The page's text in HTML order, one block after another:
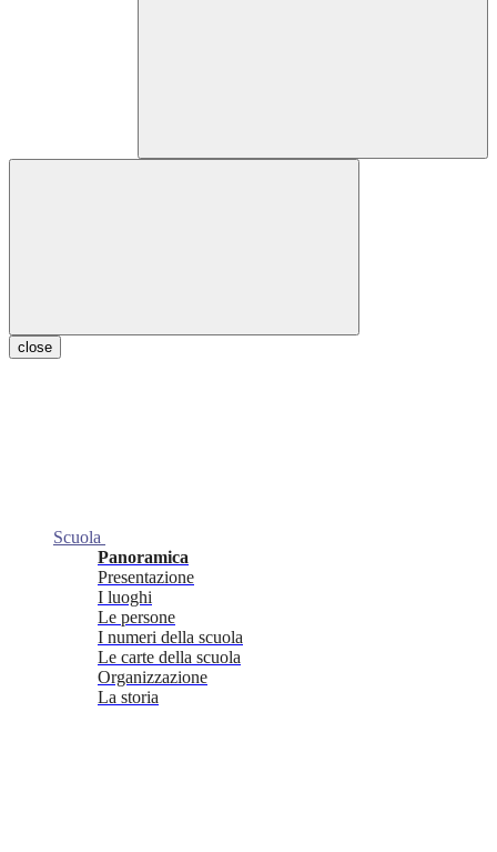
close
Scuola
Panoramica
Presentazione
I luoghi
Le persone
I numeri della scuola
Le carte della scuola
Organizzazione
La storia